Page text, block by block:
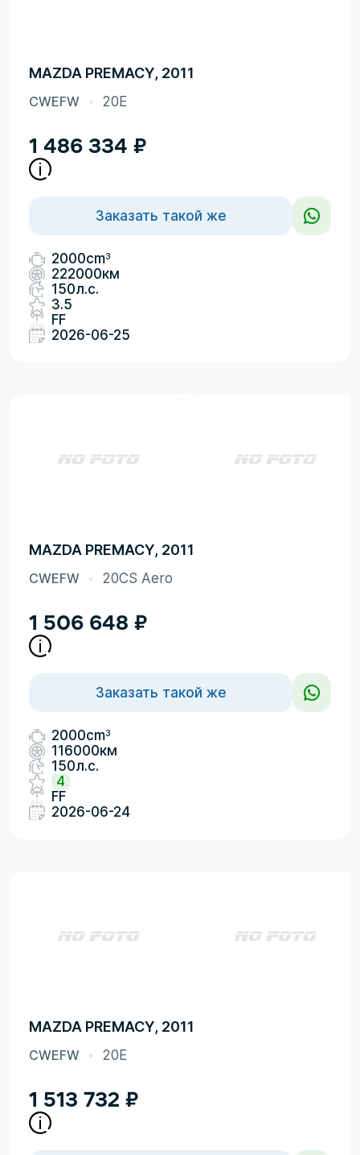
MAZDA PREMACY, 2011
CWEFW 20E
1 486 334 ₽
Заказать такой же
2000cm3
222000км
150л.с.
3.5
FF
2026-06-25
MAZDA PREMACY, 2011
CWEFW 20CS Aero
1 506 648 ₽
Заказать такой же
2000cm3
116000км
150л.с.
4
FF
2026-06-24
MAZDA PREMACY, 2011
CWEFW 20E
1 513 732 ₽